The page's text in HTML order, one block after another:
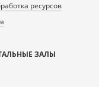
ресурсов
ЗАЛЫ